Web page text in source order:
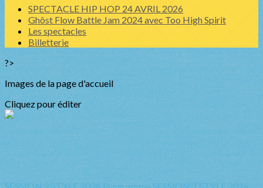
SPECTACLE HIP HOP 24 AVRIL 2026
Ghôst Flow Battle Jam 2024 avec Too High Spirit
Les spectacles
Billetterie
?>
Images de la page d'accueil
Cliquez pour éditer